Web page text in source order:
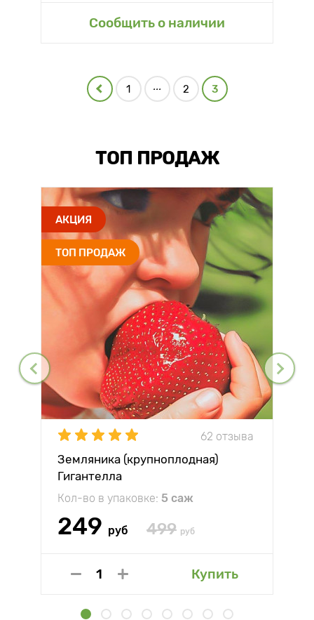
Сообщить о наличии
1 ... 2 3
ТОП ПРОДАЖ
АКЦИЯ
ТОП ПРОДАЖ
62 отзыва
Земляника (крупноплодная)
Гигантелла
Кол-во в упаковке: 5 саж
249 руб 499 руб
Купить